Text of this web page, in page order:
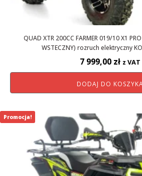
QUAD XTR 200CC FARMER 019/10 X1
WSTECZNY) rozruch elektryczny
7 999,00 zł z VAT
DODAJ DO
Promocja!